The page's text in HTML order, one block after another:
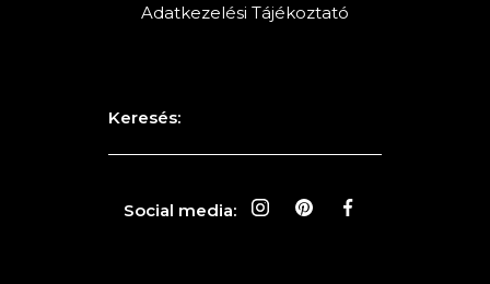
Adatkezelési Tájékoztató
Keresés:
Social media: